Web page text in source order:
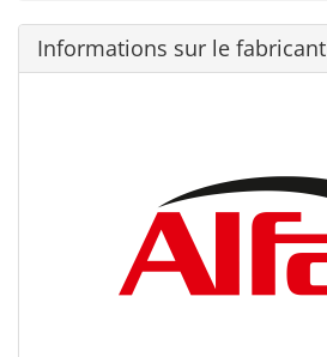
Informations sur le fabricant